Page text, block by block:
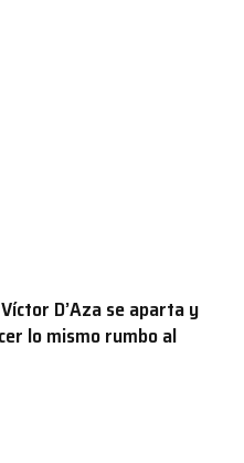
D’Aza se aparta y
lo mismo rumbo al